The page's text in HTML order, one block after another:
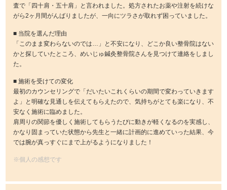
査で「四十肩・五十肩」と言われました。処方されたお薬や注射を続けな
がら2ヶ月間がんばりましたが、一向にツラさが取れず困っていました。
■ 当院を選んだ理由
「このまま変わらないのでは…」と不安になり、どこか良い整骨院はない
かと探していたところ、めいじゅ鍼灸整骨院さんを見つけて連絡をしまし
た。
■ 施術を受けての変化
最初のカウンセリングで「だいたいこれくらいの期間で変わっていきます
よ」と明確な見通しを伝えてもらえたので、気持ちがとても楽になり、不
安なく施術に臨めました。
肩周りの関節を優しく施術してもらうたびに動きが軽くなるのを実感し、
かなり固まっていた状態から先生と一緒に計画的に進めていった結果、今
では腕が真っすぐにまで上がるようになりました！
※個人の感想です